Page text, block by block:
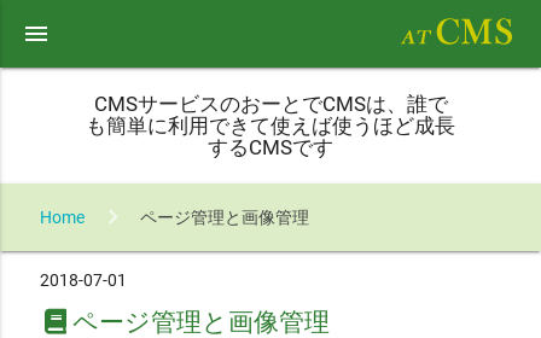
menu
CMSサービスのおーとでCMSは、誰で
も簡単に利用できて使えば使うほど成長
するCMSです
Home ページ管理と画像管理
2018-07-01
ページ管理と画像管理